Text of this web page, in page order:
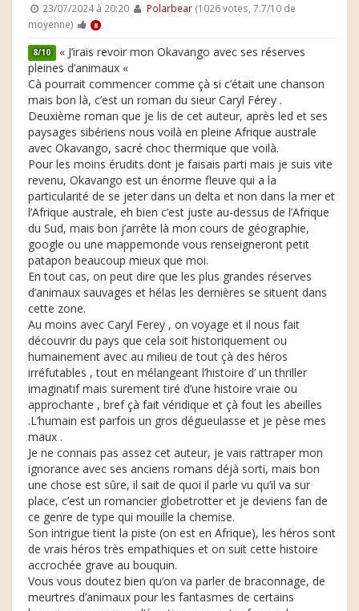
23/07/2024 à 20:20 Polarbear(1026 votes, 7.7/10 de
moyenne)
8
8/10 « J’irais revoir mon Okavango avec ses réserves
pleines d’animaux «
Cà pourrait commencer comme çà si c’était une chanson
mais bon là, c’est un roman du sieur Caryl Férey .
Deuxième roman que je lis de cet auteur, après led et ses
paysages sibériens nous voilà en pleine Afrique australe
avec Okavango, sacré choc thermique que voilà.
Pour les moins érudits dont je faisais parti mais je suis vite
revenu, Okavango est un énorme fleuve qui a la
particularité de se jeter dans un delta et non dans la mer et
l’Afrique australe, eh bien c’est juste au-dessus de l’Afrique
du Sud, mais bon j’arrête là mon cours de géographie,
google ou une mappemonde vous renseigneront petit
patapon beaucoup mieux que moi.
En tout cas, on peut dire que les plus grandes réserves
d’animaux sauvages et hélas les dernières se situent dans
cette zone.
Au moins avec Caryl Ferey , on voyage et il nous fait
découvrir du pays que cela soit historiquement ou
humainement avec au milieu de tout çà des héros
irréfutables , tout en mélangeant l’histoire d’ un thriller
imaginatif mais surement tiré d’une histoire vraie ou
approchante , bref çà fait véridique et çà fout les abeilles
.L’humain est parfois un gros dégueulasse et je pèse mes
maux .
Je ne connais pas assez cet auteur, je vais rattraper mon
ignorance avec ses anciens romans déjà sorti, mais bon
une chose est sûre, il sait de quoi il parle vu qu’il va sur
place, c’est un romancier globetrotter et je deviens fan de
ce genre de type qui mouille la chemise.
Son intrigue tient la piste (on est en Afrique), les héros sont
de vrais héros très empathiques et on suit cette histoire
accrochée grave au bouquin.
Vous vous doutez bien qu’on va parler de braconnage, de
meurtres d’animaux pour les fantasmes de certains